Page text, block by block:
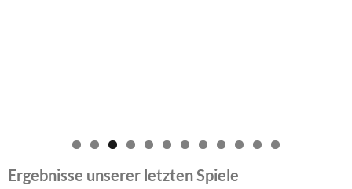
0 1 2
Ergebnisse unserer letzten Spiele